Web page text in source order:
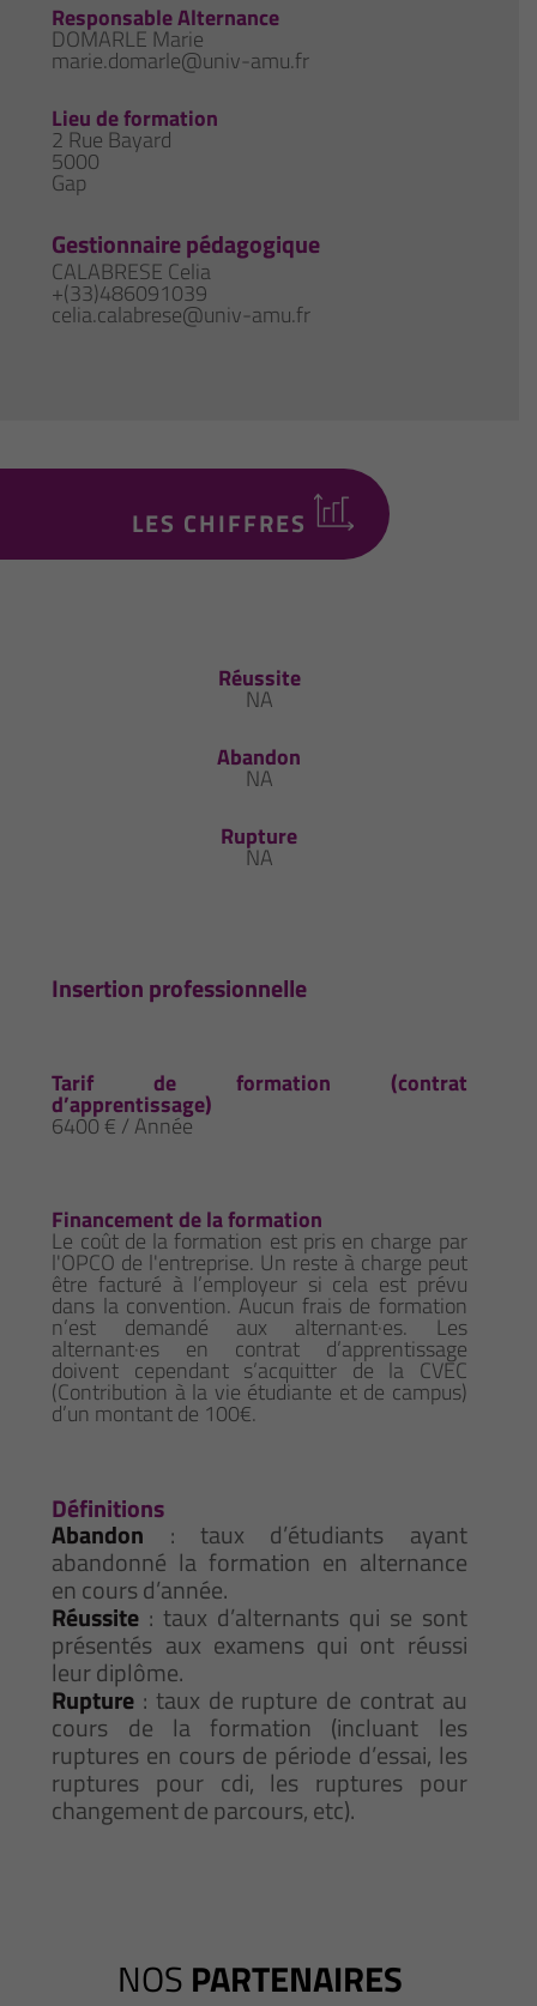
Responsable Alternance
DOMARLE Marie
marie.domarle@univ-amu.fr
Lieu de formation
2 Rue Bayard
5000
Gap
Gestionnaire pédagogique
CALABRESE Celia
+(33)486091039
celia.calabrese@univ-amu.fr
LES CHIFFRES
Réussite
NA
Abandon
NA
Rupture
NA
Insertion professionnelle
Tarif de formation (contrat
d’apprentissage)
6400 € / Année
Financement de la formation
Le coût de la formation est pris en charge par
l'OPCO de l'entreprise. Un reste à charge peut
être facturé à l’employeur si cela est prévu
dans la convention. Aucun frais de formation
n’est demandé aux alternant·es. Les
alternant·es en contrat d’apprentissage
doivent cependant s’acquitter de la CVEC
(Contribution à la vie étudiante et de campus)
d’un montant de 100€.
Définitions
Abandon : taux d’étudiants ayant
abandonné la formation en alternance
en cours d’année.
Réussite : taux d’alternants qui se sont
présentés aux examens qui ont réussi
leur diplôme.
Rupture : taux de rupture de contrat au
cours de la formation (incluant les
ruptures en cours de période d’essai, les
ruptures pour cdi, les ruptures pour
changement de parcours, etc).
NOS PARTENAIRES